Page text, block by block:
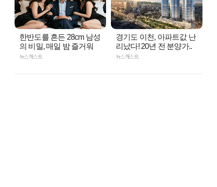
한반도를 흔든 28cm 남성
의 비밀, 매일 밤 즐거워
뉴스캐스트
경기도 이천, 아파트값 난
리났다! 20년 전 분양가..
뉴스캐스트